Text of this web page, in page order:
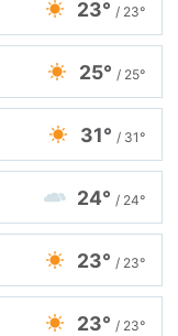
23° / 23°
25° / 25°
31° / 31°
24° / 24°
23° / 23°
23° / 23°